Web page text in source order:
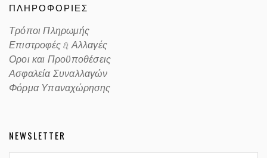
ΠΛΗΡΟΦΟΡΙΕΣ
Τρόποι Πληρωμής
Επιστροφές & Αλλαγές
Οροι και Προϋποθέσεις
Ασφαλεία Συναλλαγών
Φόρμα Υπαναχώρησης
NEWSLETTER